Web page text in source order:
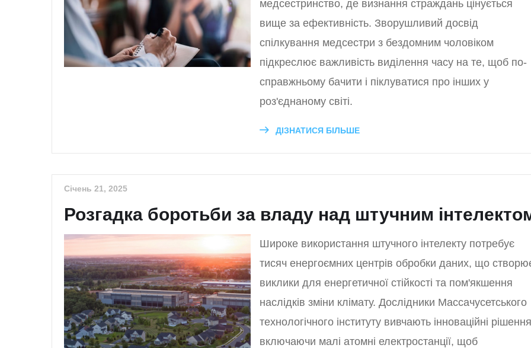
медсестринство, де визнання страждань цінується
вище за ефективність. Зворушливий досвід
спілкування медсестри з бездомним чоловіком
підкреслює важливість виділення часу на те, щоб по-
справжньому бачити і піклуватися про інших у
роз'єднаному світі.
ДІЗНАТИСЯ БІЛЬШЕ
Січень 21, 2025
Розгадка боротьби за владу над штучним
Широке використання штучного інтелекту потребує
тисяч енергоємних центрів обробки даних, що
виклики для енергетичної стійкості та пом'якшення
наслідків зміни клімату. Дослідники Массачусетського
технологічного інституту вивчають інноваційні
включаючи малі атомні електростанції, щоб